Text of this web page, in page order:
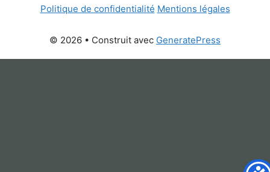
Politique de confidentialité Mentions légales
© 2026 • Construit avec GeneratePress